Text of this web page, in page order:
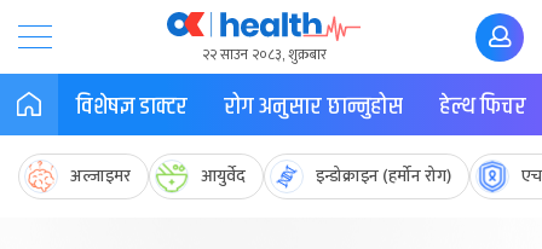
२२ साउन २०८३, शुक्रबार
विशेषज्ञ डाक्टर रोग अनुसार छान्नुहोस हेल्थ फिचर
अल्जाइमर आयुर्वेद इन्डोक्राइन (हर्मोन रोग)